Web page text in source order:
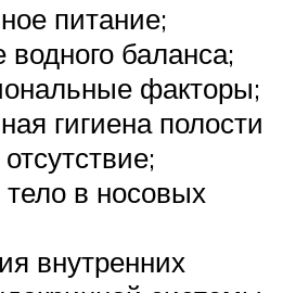
питание;
баланса;
факторы;
гигиена полости
в носовых
внутренних